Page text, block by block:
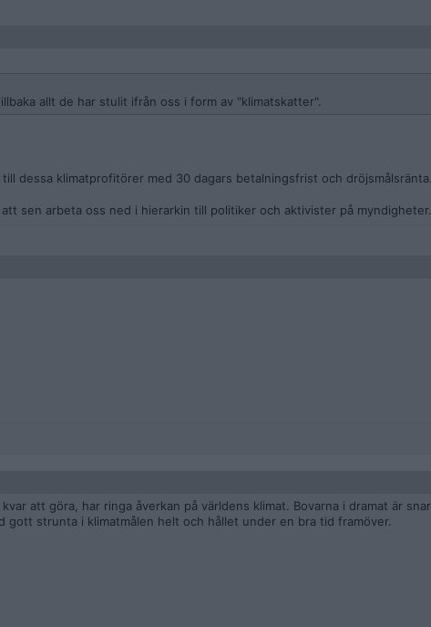
allt de har stulit ifrån oss i form av "klimatskatter".
dessa klimatprofitörer med 30 dagars betalningsfrist och dröjsmålsränta.
sen arbeta oss ned i hierarkin till politiker och aktivister på myndigheter.
att göra, har ringa åverkan på världens klimat. Bovarna i dramat är
gott strunta i klimatmålen helt och hållet under en bra tid framöver.